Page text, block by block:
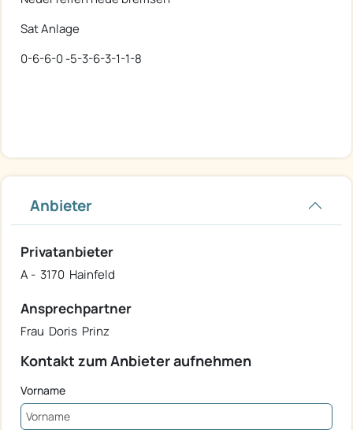
Sat Anlage
0-6-6-0 -5-3-6-3-1-1-8
Anbieter
Privatanbieter
A - 3170 Hainfeld
Ansprechpartner
Frau Doris Prinz
Kontakt zum Anbieter aufnehmen
Vorname